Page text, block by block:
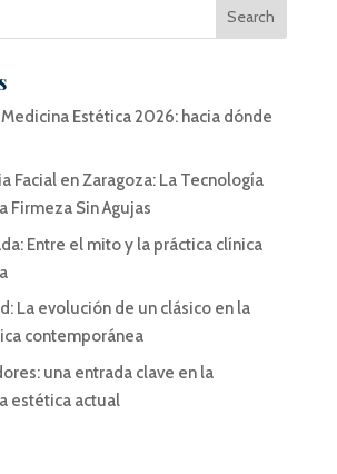
Estética 2026: hacia dónde
Facial en Zaragoza: La Tecnología
Firmeza Sin Agujas
Entre el mito y la práctica clínica
La evolución de un clásico en la
contemporánea
una entrada clave en la
estética actual